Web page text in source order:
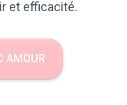
et efficacité.
AMOUR